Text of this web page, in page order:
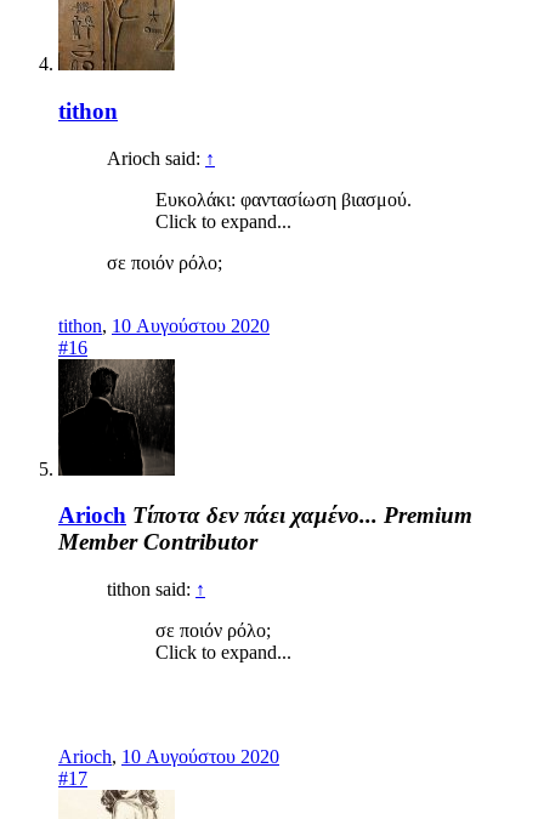
tithon
Arioch said: ↑
Ευκολάκι: φαντασίωση βιασμού.
Click to expand...
σε ποιόν ρόλο;
tithon, 10 Αυγούστου 2020
#16
Arioch Τίποτα δεν πάει χαμένο... Premium
Member Contributor
tithon said: ↑
σε ποιόν ρόλο;
Click to expand...
Arioch, 10 Αυγούστου 2020
#17